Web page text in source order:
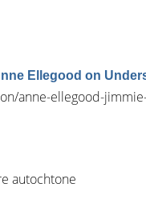
Ellegood on
anne-ellegood-
autochtone